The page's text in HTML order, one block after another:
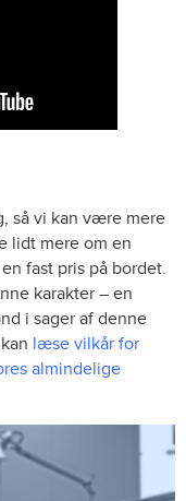
så vi kan være mere
lidt mere om en
fast pris på bordet.
karakter – en
i sager af denne
læse vilkår for
almindelige